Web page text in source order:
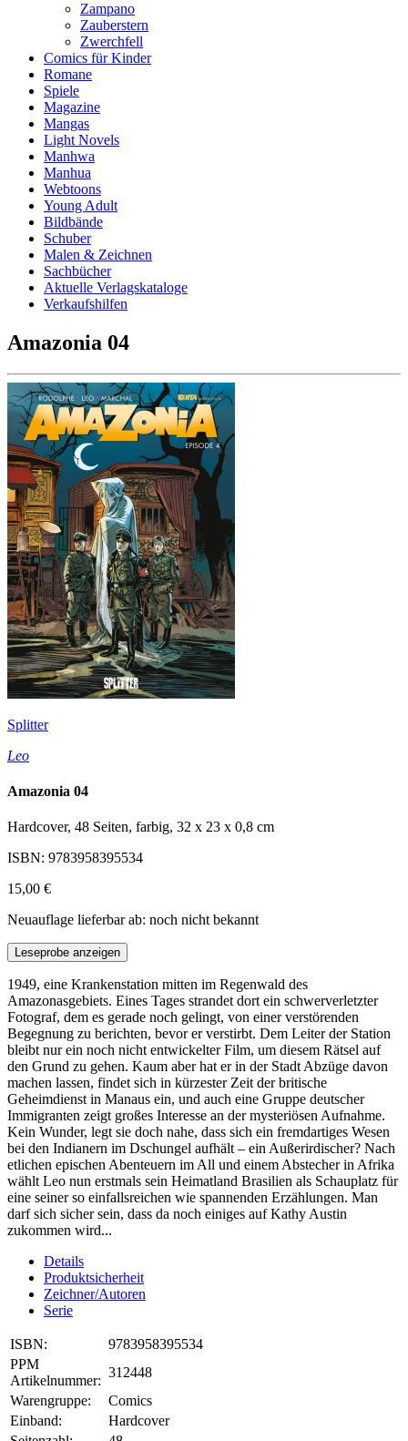
Zampano
Zauberstern
Zwerchfell
Comics für Kinder
Romane
Spiele
Magazine
Mangas
Light Novels
Manhwa
Manhua
Webtoons
Young Adult
Bildbände
Schuber
Malen & Zeichnen
Sachbücher
Aktuelle Verlagskataloge
Verkaufshilfen
Amazonia 04
Splitter
Leo
Amazonia 04
Hardcover, 48 Seiten, farbig, 32 x 23 x 0,8 cm
ISBN: 9783958395534
15,00 €
Neuauflage lieferbar ab: noch nicht bekannt
Leseprobe anzeigen
1949, eine Krankenstation mitten im Regenwald des
Amazonasgebiets. Eines Tages strandet dort ein schwerverletzter
Fotograf, dem es gerade noch gelingt, von einer verstörenden
Begegnung zu berichten, bevor er verstirbt. Dem Leiter der Station
bleibt nur ein noch nicht entwickelter Film, um diesem Rätsel auf
den Grund zu gehen. Kaum aber hat er in der Stadt Abzüge davon
machen lassen, findet sich in kürzester Zeit der britische
Geheimdienst in Manaus ein, und auch eine Gruppe deutscher
Immigranten zeigt großes Interesse an der mysteriösen Aufnahme.
Kein Wunder, legt sie doch nahe, dass sich ein fremdartiges Wesen
bei den Indianern im Dschungel aufhält – ein Außerirdischer? Nach
etlichen epischen Abenteuern im All und einem Abstecher in Afrika
wählt Leo nun erstmals sein Heimatland Brasilien als Schauplatz für
eine seiner so einfallsreichen wie spannenden Erzählungen. Man
darf sich sicher sein, dass da noch einiges auf Kathy Austin
zukommen wird...
Details
Produktsicherheit
Zeichner/Autoren
Serie
ISBN:
9783958395534
PPM
Artikelnummer:
312448
Warengruppe:
Comics
Einband:
Hardcover